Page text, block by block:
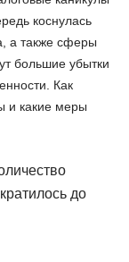
коснулась
а также сферы
большие убытки
Как
и какие меры
до